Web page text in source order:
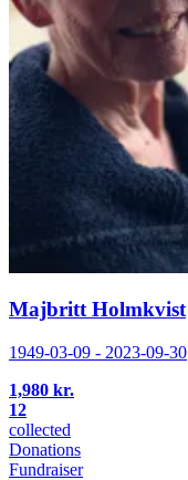
Majbritt Holmkvist
1949-03-09 - 2023-09-30
1,980 kr.
12
collected
Donations
Fundraiser